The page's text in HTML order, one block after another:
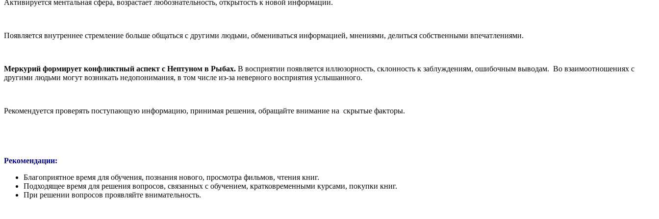
Активируется ментальная сфера, возрастает любознательность, открытость к новой информации.
Появляется внутреннее стремление больше общаться с другими людьми, обмениваться информацией, мнениями, делиться собственными впечатлениями.
Меркурий формирует конфликтный аспект с Нептуном в Рыбах. В восприятии появляется иллюзорность, склонность к заблуждениям, ошибочным выводам. Во взаимоотношениях с
другими людьми могут возникать недопонимания, в том числе из-за неверного восприятия услышанного.
Рекомендуется проверять поступающую информацию, принимая решения, обращайте внимание на скрытые факторы.
Рекомендации:
Благоприятное время для обучения, познания нового, просмотра фильмов, чтения книг.
Подходящее время для решения вопросов, связанных с обучением, кратковременными курсами, покупки книг.
При решении вопросов проявляйте внимательность.